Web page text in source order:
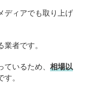
ディアでも取り上げ
者です。
いるため、 相場以
す。